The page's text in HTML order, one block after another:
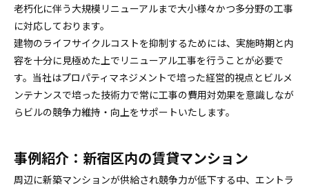
お問い合わせ
閉じる
老朽化に伴う大規模リニューアルまで大小様々かつ多分野の工事
に対応しております。
建物のライフサイクルコストを抑制するためには、実施時期と内
容を十分に見極めた上でリニューアル工事を行うことが必要で
す。当社はプロパティマネジメントで培った経営的視点とビルメ
ンテナンスで培った技術力で常に工事の費用対効果を意識しなが
らビルの競争力維持・向上をサポートいたします。
事例紹介：新宿区内の賃貸マンション
周辺に新築マンションが供給され競争力が低下する中、エントラ